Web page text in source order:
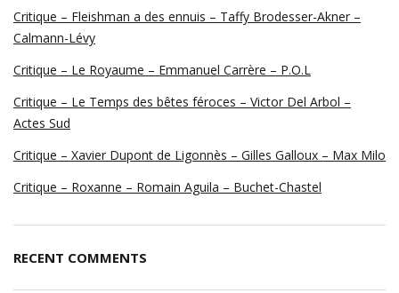
Critique – Fleishman a des ennuis – Taffy Brodesser-Akner –
Calmann-Lévy
Critique – Le Royaume – Emmanuel Carrère – P.O.L
Critique – Le Temps des bêtes féroces – Victor Del Arbol –
Actes Sud
Critique – Xavier Dupont de Ligonnès – Gilles Galloux – Max Milo
Critique – Roxanne – Romain Aguila – Buchet-Chastel
RECENT COMMENTS